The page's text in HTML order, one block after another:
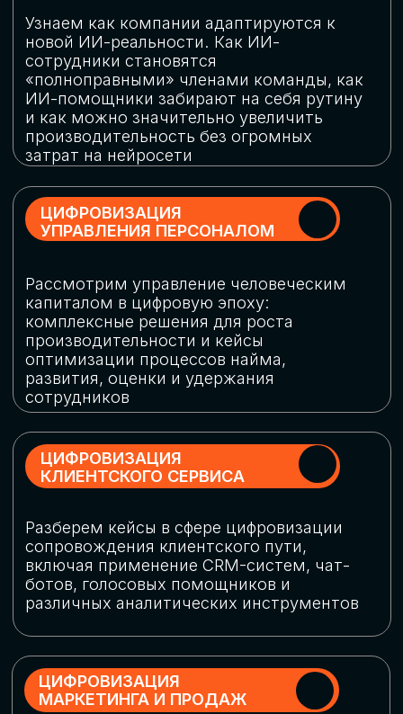
огромную статью затрат
ОБЛАЧНЫЕ ТЕХНОЛОГИИ
Подискутируем, какие облачные решения
существуют на рынке и почему
использование мультиоблачных моделей
не только снижает затраты, но и
«пересборки» бизнес-моделей
СКАЧАТЬ
ПРОГРАММУ
КОНФЕРЕНЦИИ
Оставьте заявку, мы направим вам
программу конференции
СКАЧАТЬ ПРОГРАММУ
СПИКЕРЫ
СТАТЬ СПИКЕРОМ
В конференции участвовали более 120 спикеров